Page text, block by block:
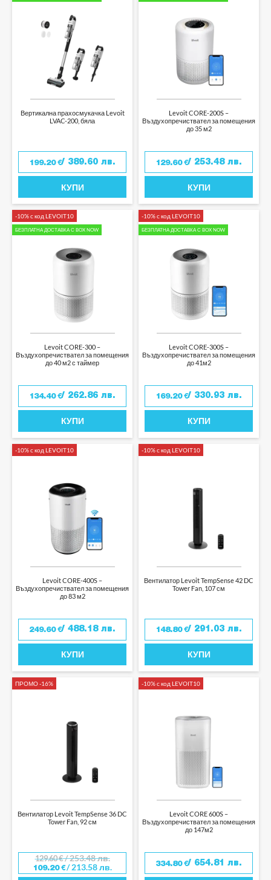
Вертикална прахосмукачка Levoit
LVAC-200, бяла
199.20€/ 389.60 лв.
КУПИ
Levoit CORE-200S –
Въздухопречиствател за помещения
до 35 м2
129.60€/ 253.48 лв.
КУПИ
-10% с код LEVOIT10
БЕЗПЛАТНА ДОСТАВКА С BOX NOW
Levoit CORE-300 –
Въздухопречиствател за помещения
до 40 м2 с таймер
134.40€/ 262.86 лв.
КУПИ
-10% с код LEVOIT10
БЕЗПЛАТНА ДОСТАВКА С BOX NOW
Levoit CORE-300S –
Въздухопречиствател за помещения
до 41м2
169.20€/ 330.93 лв.
КУПИ
-10% с код LEVOIT10
Levoit CORE-400S –
Въздухопречиствател за помещения
до 83 м2
249.60€/ 488.18 лв.
КУПИ
-10% с код LEVOIT10
Вентилатор Levoit TempSense 42 DC
Tower Fan, 107 см
148.80€/ 291.03 лв.
КУПИ
ПРОМО -16%
Вентилатор Levoit TempSense 36 DC
Tower Fan, 92 см
129.60€/ 253.48 лв.
109.20€/ 213.58 лв.
-10% с код LEVOIT10
Levoit CORE 600S –
Въздухопречиствател за помещения
до 147м2
334.80€/ 654.81 лв.